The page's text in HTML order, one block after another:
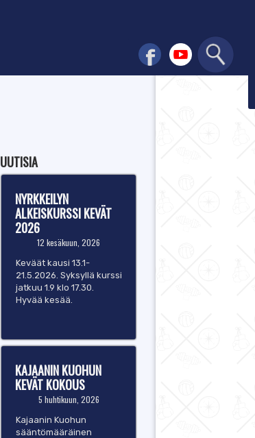
UUTISIA
NYRKKEILYN
ALKEISKURSSI KEVÄT
2026
12 kesäkuun, 2026
Keväät kausi 13.1-
21.5.2026. Syksyllä kurssi
jatkuu 1.9 klo 17.30.
Hyvää kesää.
KAJAANIN KUOHUN
KEVÄT KOKOUS
5 huhtikuun, 2026
Kajaanin Kuohun
sääntömääräinen